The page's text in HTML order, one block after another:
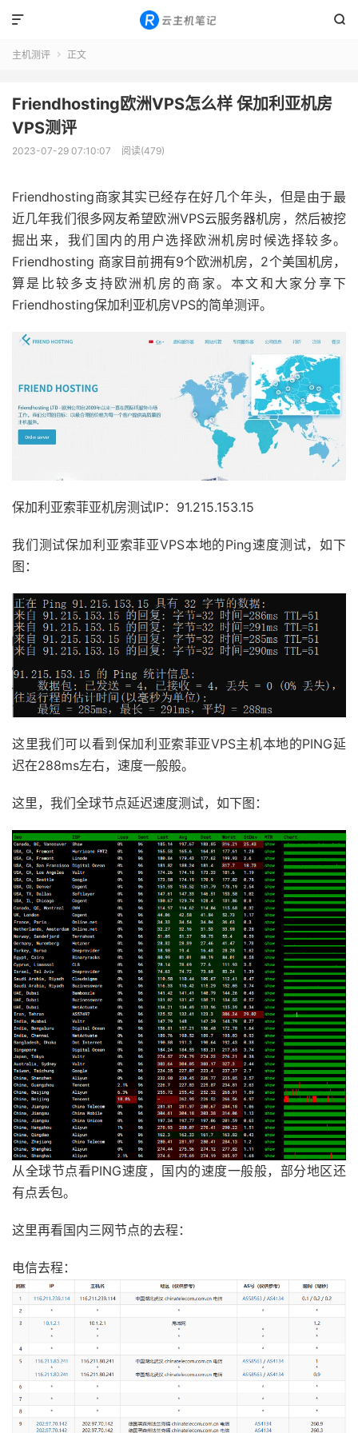


主机测评  正文
Friendhosting欧洲VPS怎么样 保加利亚机房
VPS测评
2023-07-29 07:10:07 阅读(479)
Friendhosting商家其实已经存在好几个年头，但是由于最
近几年我们很多网友希望欧洲VPS云服务器机房，然后被挖
掘出来，我们国内的用户选择欧洲机房时候选择较多。
Friendhosting 商家目前拥有9个欧洲机房，2个美国机房，
算是比较多支持欧洲机房的商家。本文和大家分享下
Friendhosting保加利亚机房VPS的简单测评。
保加利亚索菲亚机房测试IP：91.215.153.15
我们测试保加利亚索菲亚VPS本地的Ping速度测试，如下
图：
这里我们可以看到保加利亚索菲亚VPS主机本地的PING延
迟在288ms左右，速度一般般。
这里，我们全球节点延迟速度测试，如下图：
从全球节点看PING速度，国内的速度一般般，部分地区还
有点丢包。
这里再看国内三网节点的去程：
电信去程：